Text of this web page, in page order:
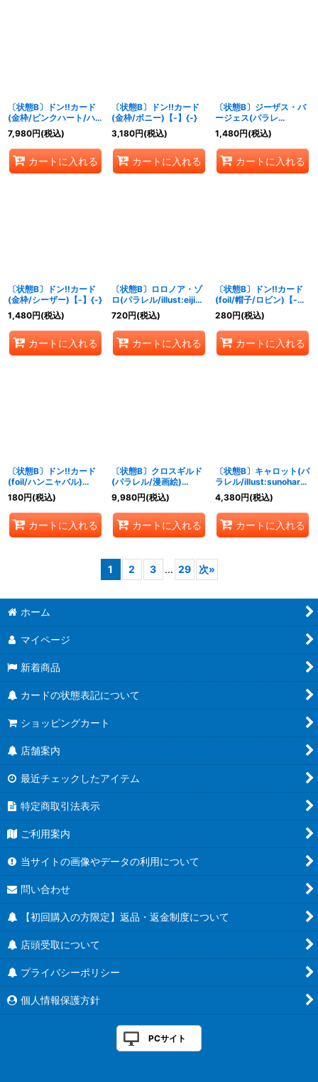
〔状態B〕ドン!!カード
(金枠/ピンクハート/ハ
ンコック)【-】{-}
7,980円(税込)
カートに入れる
〔状態B〕ドン!!カード
(金枠/ボニー)【-】{-}
3,180円(税込)
カートに入れる
〔状態B〕ジーザス・バ
ージェス(パラレ
ル/illust:kankurou)
【R/P】{OP09-086}
1,480円(税込)
カートに入れる
〔状態B〕ドン!!カード
(金枠/シーザー)【-】{-}
1,480円(税込)
カートに入れる
〔状態B〕ロロノア・ゾ
ロ(パラレル/illust:eiji
kaneda)【R/P】
{OP10-095}
720円(税込)
カートに入れる
〔状態B〕ドン!!カード
(foil/帽子/ロビン)【-】
{-}
280円(税込)
カートに入れる
〔状態B〕ドン!!カード
(foil/ハンニャバル)
【-】{-}
180円(税込)
カートに入れる
〔状態B〕クロスギルド
(パラレル/漫画絵)
【R/P】{OP09-057}
9,980円(税込)
カートに入れる
〔状態B〕キャロット(パ
ラレル/illust:sunohara)
【SP】{OP08-023}
4,380円(税込)
カートに入れる
1 2 3 ... 29 次»
ホーム
マイページ
新着商品
カードの状態表記について
ショッピングカート
店舗案内
最近チェックしたアイテム
特定商取引法表示
ご利用案内
当サイトの画像やデータの利用について
問い合わせ
【初回購入の方限定】返品・返金制度について
店頭受取について
プライバシーポリシー
個人情報保護方針
PCサイト